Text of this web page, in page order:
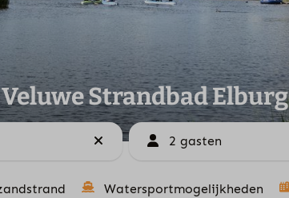
Veluwe Strandbad Elburg
2 gasten
Watersportmogelijkheden